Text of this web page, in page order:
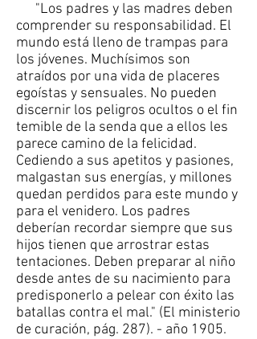
"Los padres y las madres deben
comprender su responsabilidad. El
mundo está lleno de trampas para
los jóvenes. Muchísimos son
atraídos por una vida de placeres
egoístas y sensuales. No pueden
discernir los peligros ocultos o el fin
temible de la senda que a ellos les
parece camino de la felicidad.
Cediendo a sus apetitos y pasiones,
malgastan sus energías, y millones
quedan perdidos para este mundo y
para el venidero. Los padres
deberían recordar siempre que sus
hijos tienen que arrostrar estas
tentaciones. Deben preparar al niño
desde antes de su nacimiento para
predisponerlo a pelear con éxito las
batallas contra el mal." (El ministerio
de curación, pág. 287). - año 1905.